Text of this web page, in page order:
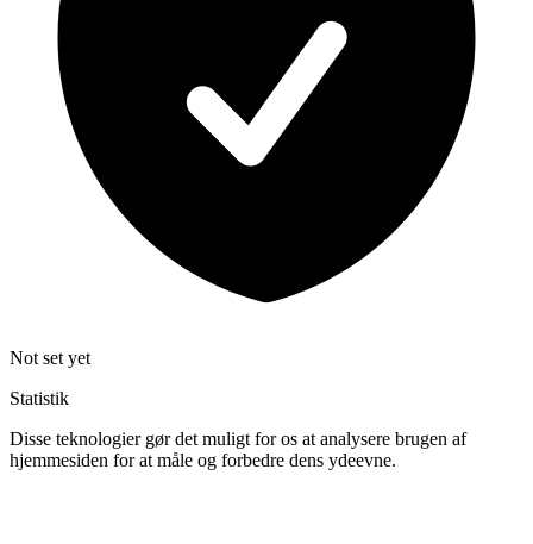
Not set yet
Statistik
Disse teknologier gør det muligt for os at analysere brugen af
hjemmesiden for at måle og forbedre dens ydeevne.